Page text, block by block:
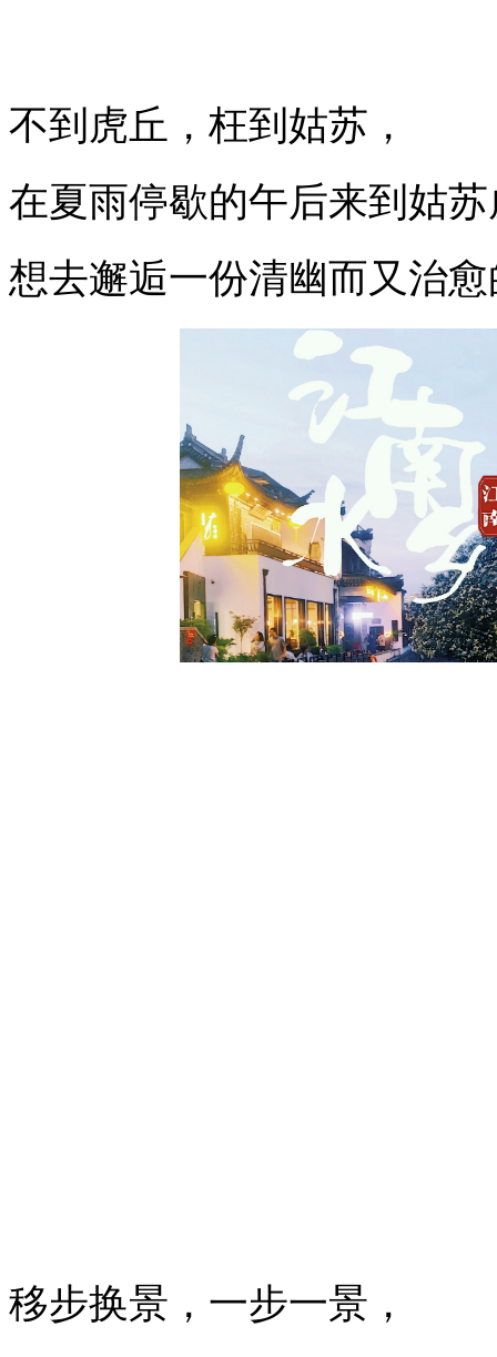
不到虎丘，枉到姑苏，
在夏雨停歇的午后来到姑
想去邂逅一份清幽而又治
移步换景，一步一景，